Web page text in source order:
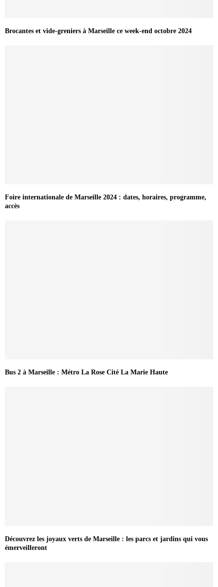
Brocantes et vide-greniers à Marseille ce week-end octobre 2024
Foire internationale de Marseille 2024 : dates, horaires, programme,
accès
Bus 2 à Marseille : Métro La Rose Cité La Marie Haute
Découvrez les joyaux verts de Marseille : les parcs et jardins qui vous
émerveilleront